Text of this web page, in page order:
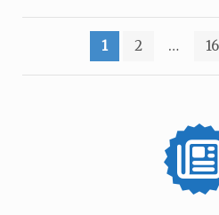
pagination
1 2 … 16